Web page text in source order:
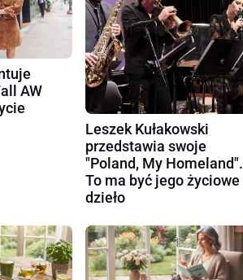
AW
Leszek Kułakowski
przedstawia swoje
"Poland, My Homeland".
To ma być jego życiowe
dzieło